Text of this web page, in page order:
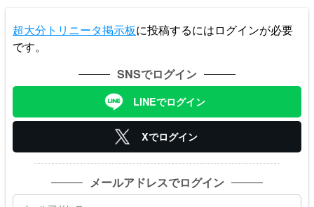
超大分トリニータ掲示板に投稿するにはログインが必要
です。
SNSでログイン
LINEでログイン
Xでログイン
メールアドレスでログイン